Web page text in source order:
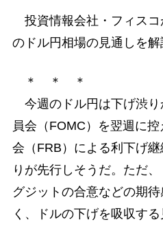
投資情報会社・フィスコ
のドル円相場の見通しを解
＊ ＊ ＊
今週のドル円は下げ渋り
員会（FOMC）を翌週に
会（FRB）による利下げ
りが先行しそうだ。ただ
グジットの合意などの期
く、ドルの下げを吸収する